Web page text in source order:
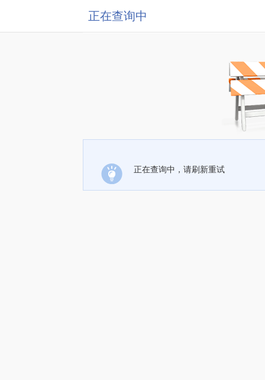
正在查询中
正在查询中，请刷新重试